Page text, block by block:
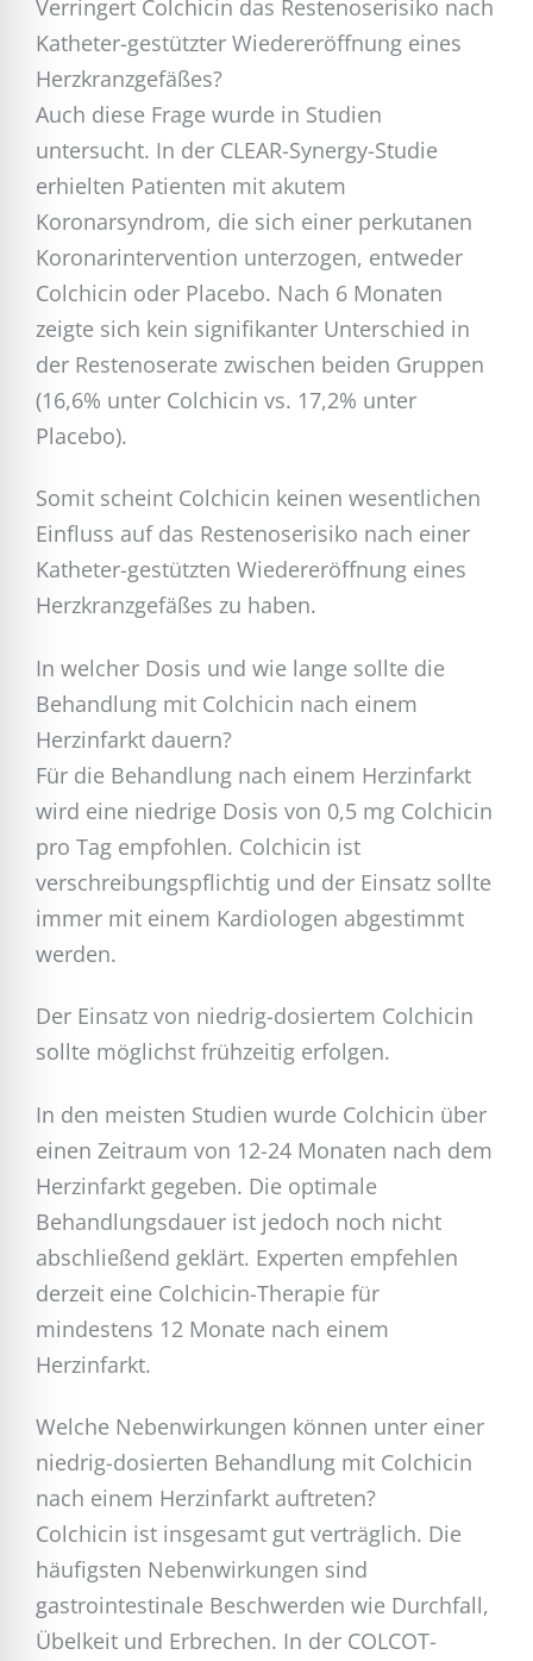
Verringert Colchicin das Restenoserisiko nach
Katheter-gestützter Wiedereröffnung eines
Herzkranzgefäßes?
Auch diese Frage wurde in Studien
untersucht. In der CLEAR-Synergy-Studie
erhielten Patienten mit akutem
Koronarsyndrom, die sich einer perkutanen
Koronarintervention unterzogen, entweder
Colchicin oder Placebo. Nach 6 Monaten
zeigte sich kein signifikanter Unterschied in
der Restenoserate zwischen beiden Gruppen
(16,6% unter Colchicin vs. 17,2% unter
Placebo).
Somit scheint Colchicin keinen wesentlichen
Einfluss auf das Restenoserisiko nach einer
Katheter-gestützten Wiedereröffnung eines
Herzkranzgefäßes zu haben.
In welcher Dosis und wie lange sollte die
Behandlung mit Colchicin nach einem
Herzinfarkt dauern?
Für die Behandlung nach einem Herzinfarkt
wird eine niedrige Dosis von 0,5 mg Colchicin
pro Tag empfohlen. Colchicin ist
verschreibungspflichtig und der Einsatz sollte
immer mit einem Kardiologen abgestimmt
werden.
Der Einsatz von niedrig-dosiertem Colchicin
sollte möglichst frühzeitig erfolgen.
In den meisten Studien wurde Colchicin über
einen Zeitraum von 12-24 Monaten nach dem
Herzinfarkt gegeben. Die optimale
Behandlungsdauer ist jedoch noch nicht
abschließend geklärt. Experten empfehlen
derzeit eine Colchicin-Therapie für
mindestens 12 Monate nach einem
Herzinfarkt.
Welche Nebenwirkungen können unter einer
niedrig-dosierten Behandlung mit Colchicin
nach einem Herzinfarkt auftreten?
Colchicin ist insgesamt gut verträglich. Die
häufigsten Nebenwirkungen sind
gastrointestinale Beschwerden wie Durchfall,
Übelkeit und Erbrechen. In der COLCOT-